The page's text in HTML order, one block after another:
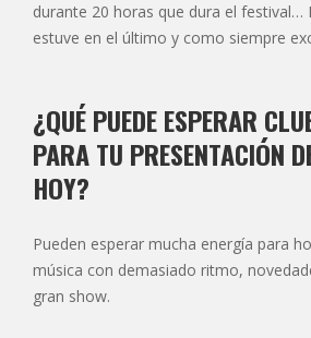
durante 20 horas que dura el festival…
estuve en el último y como siempre
¿QUÉ PUEDE ESPERAR
PARA TU PRESENTACIÓN
HOY?
Pueden esperar mucha energía para
música con demasiado ritmo,
gran show.